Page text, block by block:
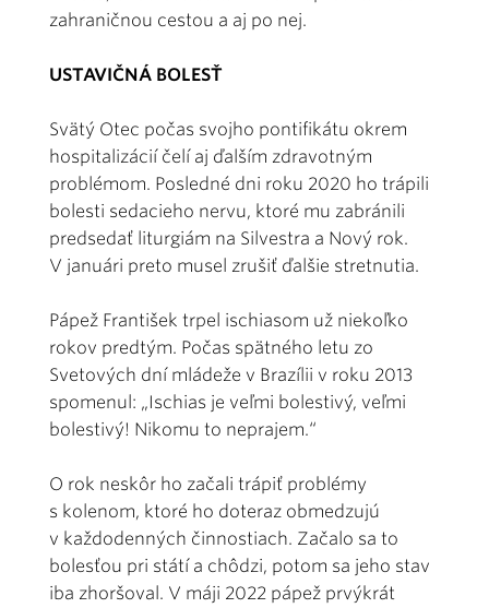
zahraničnou cestou a aj po nej.
USTAVIČNÁ BOLESŤ
Svätý Otec počas svojho pontifikátu okrem
hospitalizácií čelí aj ďalším zdravotným
problémom. Posledné dni roku 2020 ho trápili
bolesti sedacieho nervu, ktoré mu zabránili
predsedať liturgiám na Silvestra a Nový rok.
V januári preto musel zrušiť ďalšie stretnutia.
Pápež František trpel ischiasom už niekoľko
rokov predtým. Počas spätného letu zo
Svetových dní mládeže v Brazílii v roku 2013
spomenul: „Ischias je veľmi bolestivý, veľmi
bolestivý! Nikomu to neprajem.“
O rok neskôr ho začali trápiť problémy
s kolenom, ktoré ho doteraz obmedzujú
v každodenných činnostiach. Začalo sa to
bolesťou pri státí a chôdzi, potom sa jeho stav
iba zhoršoval. V máji 2022 pápež prvýkrát